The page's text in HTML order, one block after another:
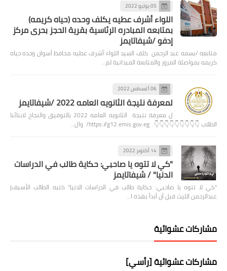
05 يوليو 2022
اللواء أشرف عطيه يكلف وحده (حياه كريمه)
بمتابعه المبادره الرئاسية بقرية الحجز بحرى مركز
إدفو /شيفاتايمز
متابعه /بسمه عبد الرحمن كلف السيد اللواء أشرف عطيه محافظ أسوان وحده حياه
كريمه بمواصلة المرور والمتابعة الميدانية لم…
06 أغسطس 2022
لمعرفة نتيجة الثانويه العامه 2022 /شيفاتايمز
ل معرفة نتيجة الثانويه العامه 2022 بالتوفيق والنجاح لابنائنا
الطلاب 👇👇👇👇👇👇👇👇👇 https://g12.emis.gov.eg/ وال…
14 أكتوبر 2022
"كي لا تتوه يا صاحبي: حكاية طالب في الدراسات
الدنيا" / شيفاتايمز
"كي لا تتوه يا صاحبي: حكاية طالب في الدراسات الدنيا" كتبه الطالب الأسيف|
عبدالرحمن الليث قبل أن أبدأ بهذه ا…
مشاركات عشوائية
مشاركات عشوائية [رأسي]